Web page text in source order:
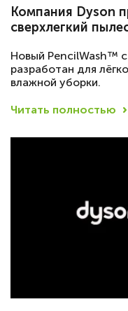
Компания Dyson
сверхлегкий
Новый PencilWash™
разработан для
влажной уборки.
Читать полностью